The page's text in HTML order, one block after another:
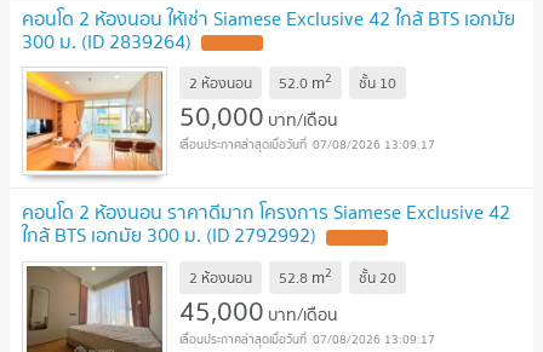
คอนโด 2 ห้องนอน ให้เช่า Siamese Exclusive 42 ใกล้ BTS เอกมัย
300 ม. (ID 2839264)
2 ห้องนอน 52.0 m2 ชั้น 10
50,000 บาท/เดือน
07/08/2026 13:09:17
คอนโด 2 ห้องนอน ราคาดีมาก โครงการ Siamese Exclusive 42
ใกล้ BTS เอกมัย 300 ม. (ID 2792992)
2 ห้องนอน 52.8 m2 ชั้น20
45,000 บาท/เดือน
07/08/2026 13:09:17